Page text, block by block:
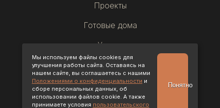
Мы используем файлы cookies для
улучшения работы сайта. Оставаясь на
нашем сайте, вы соглашаетесь с нашими
Положениями о конфиденциальности и
сборе персональных данных, об
использовании файлов cookie. А также
принимаете условия пользовательского
Понятно
Проекты
Готовые дома
Услуги
О компании
Контакты
+7 (499) 130-09-52